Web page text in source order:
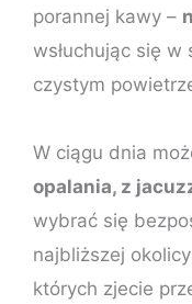
porannej kawy –
wsłuchując się
czystym
W ciągu dnia
opalania, z
wybrać się
najbliższej
których zjecie